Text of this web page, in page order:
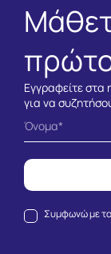
Εγγραφείτε στα
για να
Συμφωνώ με